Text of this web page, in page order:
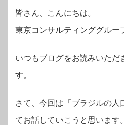
皆さん、こんにちは。
東京コンサルティンググルー
いつもブログをお読みいただ
す。
さて、今回は「ブラジルの人
てお話していこうと思います。